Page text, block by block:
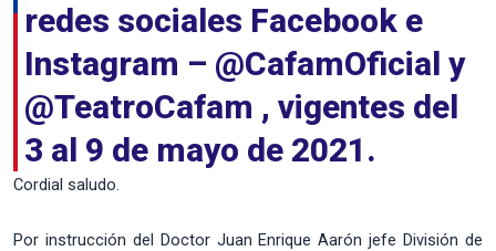
redes sociales Facebook e
Instagram – @CafamOficial y
@TeatroCafam , vigentes del
3 al 9 de mayo de 2021.
Cordial saludo.
Por instrucción del Doctor Juan Enrique Aarón jefe División de